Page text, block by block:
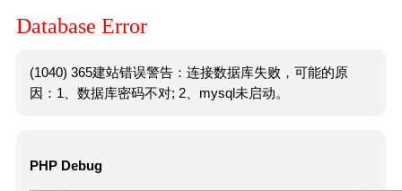
Database Error
(1040) 365建站错误警告：连接数据库失败，可能的原
因：1、数据库密码不对; 2、mysql未启动。
PHP Debug